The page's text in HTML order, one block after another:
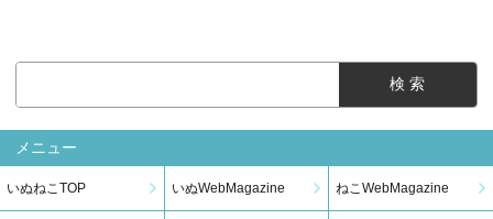
メニュー
いぬねこTOP いぬWebMagazine ねこWebMagazine